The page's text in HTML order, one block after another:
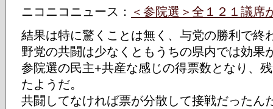
ニコニコニュース： ＜参院選＞全１２１議席
結果は特に驚くことは無く、与党の勝利で終
野党の共闘は少なくともうちの県内では効果
参院選の民主+共産な感じの得票数となり、
たようだ。
共闘してなければ票が分散して接戦だったん